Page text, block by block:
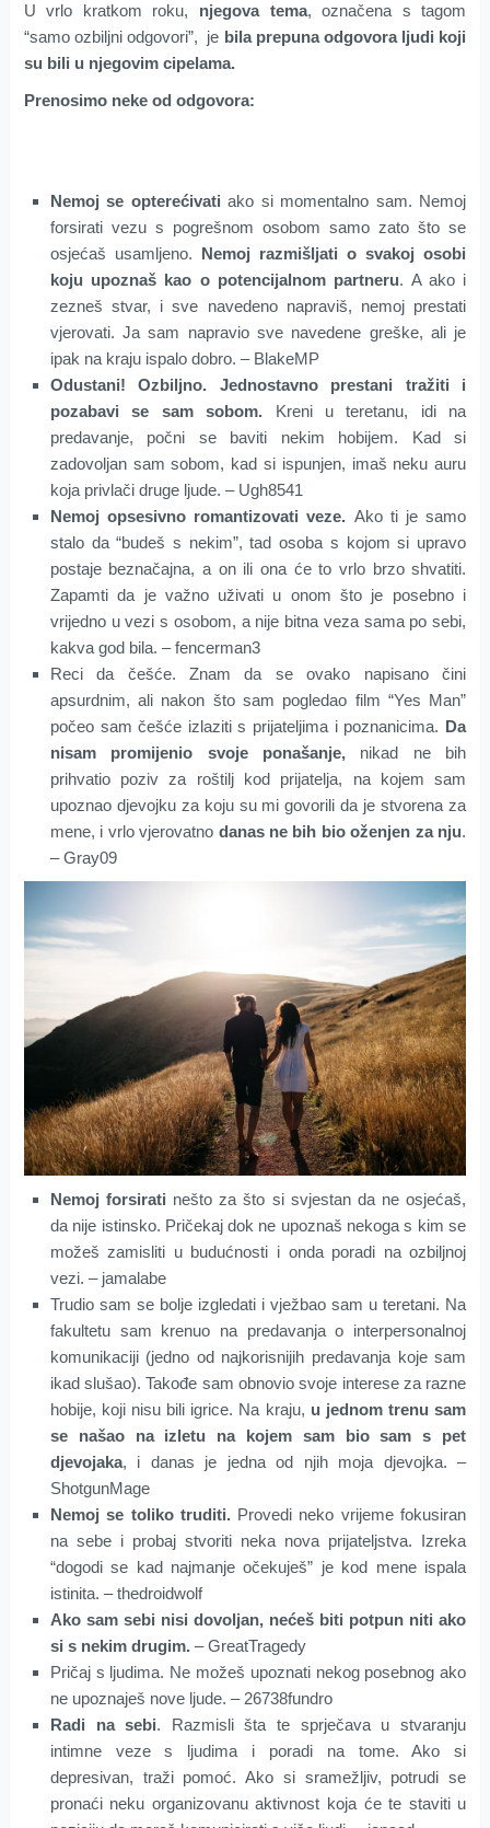
U vrlo kratkom roku, njegova tema, označena s tagom
“samo ozbiljni odgovori”, je bila prepuna odgovora ljudi koji
su bili u njegovim cipelama.
Prenosimo neke od odgovora:
Nemoj se opterećivati ako si momentalno sam. Nemoj
forsirati vezu s pogrešnom osobom samo zato što se
osjećaš usamljeno. Nemoj razmišljati o svakoj osobi
koju upoznaš kao o potencijalnom partneru. A ako i
zezneš stvar, i sve navedeno napraviš, nemoj prestati
vjerovati. Ja sam napravio sve navedene greške, ali je
ipak na kraju ispalo dobro. – BlakeMP
Odustani! Ozbiljno. Jednostavno prestani tražiti i
pozabavi se sam sobom. Kreni u teretanu, idi na
predavanje, počni se baviti nekim hobijem. Kad si
zadovoljan sam sobom, kad si ispunjen, imaš neku auru
koja privlači druge ljude. – Ugh8541
Nemoj opsesivno romantizovati veze. Ako ti je samo
stalo da “budeš s nekim”, tad osoba s kojom si upravo
postaje beznačajna, a on ili ona će to vrlo brzo shvatiti.
Zapamti da je važno uživati u onom što je posebno i
vrijedno u vezi s osobom, a nije bitna veza sama po sebi,
kakva god bila. – fencerman3
Reci da češće. Znam da se ovako napisano čini
apsurdnim, ali nakon što sam pogledao film “Yes Man”
počeo sam češće izlaziti s prijateljima i poznanicima. Da
nisam promijenio svoje ponašanje, nikad ne bih
prihvatio poziv za roštilj kod prijatelja, na kojem sam
upoznao djevojku za koju su mi govorili da je stvorena za
mene, i vrlo vjerovatno danas ne bih bio oženjen za nju.
– Gray09
Nemoj forsirati nešto za što si svjestan da ne osjećaš,
da nije istinsko. Pričekaj dok ne upoznaš nekoga s kim se
možeš zamisliti u budućnosti i onda poradi na ozbiljnoj
vezi. – jamalabe
Trudio sam se bolje izgledati i vježbao sam u teretani. Na
fakultetu sam krenuo na predavanja o interpersonalnoj
komunikaciji (jedno od najkorisnijih predavanja koje sam
ikad slušao). Takođe sam obnovio svoje interese za razne
hobije, koji nisu bili igrice. Na kraju, u jednom trenu sam
se našao na izletu na kojem sam bio sam s pet
djevojaka, i danas je jedna od njih moja djevojka. –
ShotgunMage
Nemoj se toliko truditi. Provedi neko vrijeme fokusiran
na sebe i probaj stvoriti neka nova prijateljstva. Izreka
“dogodi se kad najmanje očekuješ” je kod mene ispala
istinita. – thedroidwolf
Ako sam sebi nisi dovoljan, nećeš biti potpun niti ako
si s nekim drugim.– GreatTragedy
Pričaj s ljudima. Ne možeš upoznati nekog posebnog ako
ne upoznaješ nove ljude. – 26738fundro
Radi na sebi. Razmisli šta te sprječava u stvaranju
intimne veze s ljudima i poradi na tome. Ako si
depresivan, traži pomoć. Ako si sramežljiv, potrudi se
pronaći neku organizovanu aktivnost koja će te staviti u